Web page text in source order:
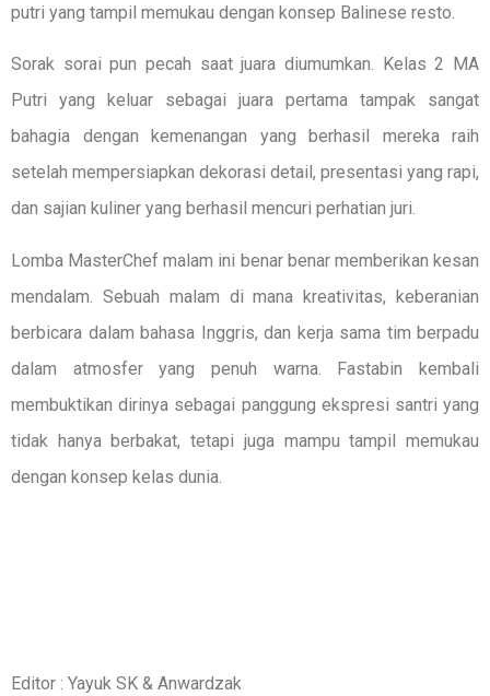
putri yang tampil memukau dengan konsep Balinese resto.
Sorak sorai pun pecah saat juara diumumkan. Kelas 2 MA
Putri yang keluar sebagai juara pertama tampak sangat
bahagia dengan kemenangan yang berhasil mereka raih
setelah mempersiapkan dekorasi detail, presentasi yang rapi,
dan sajian kuliner yang berhasil mencuri perhatian juri.
Lomba MasterChef malam ini benar benar memberikan kesan
mendalam. Sebuah malam di mana kreativitas, keberanian
berbicara dalam bahasa Inggris, dan kerja sama tim berpadu
dalam atmosfer yang penuh warna. Fastabin kembali
membuktikan dirinya sebagai panggung ekspresi santri yang
tidak hanya berbakat, tetapi juga mampu tampil memukau
dengan konsep kelas dunia.
Editor : Yayuk SK & Anwardzak